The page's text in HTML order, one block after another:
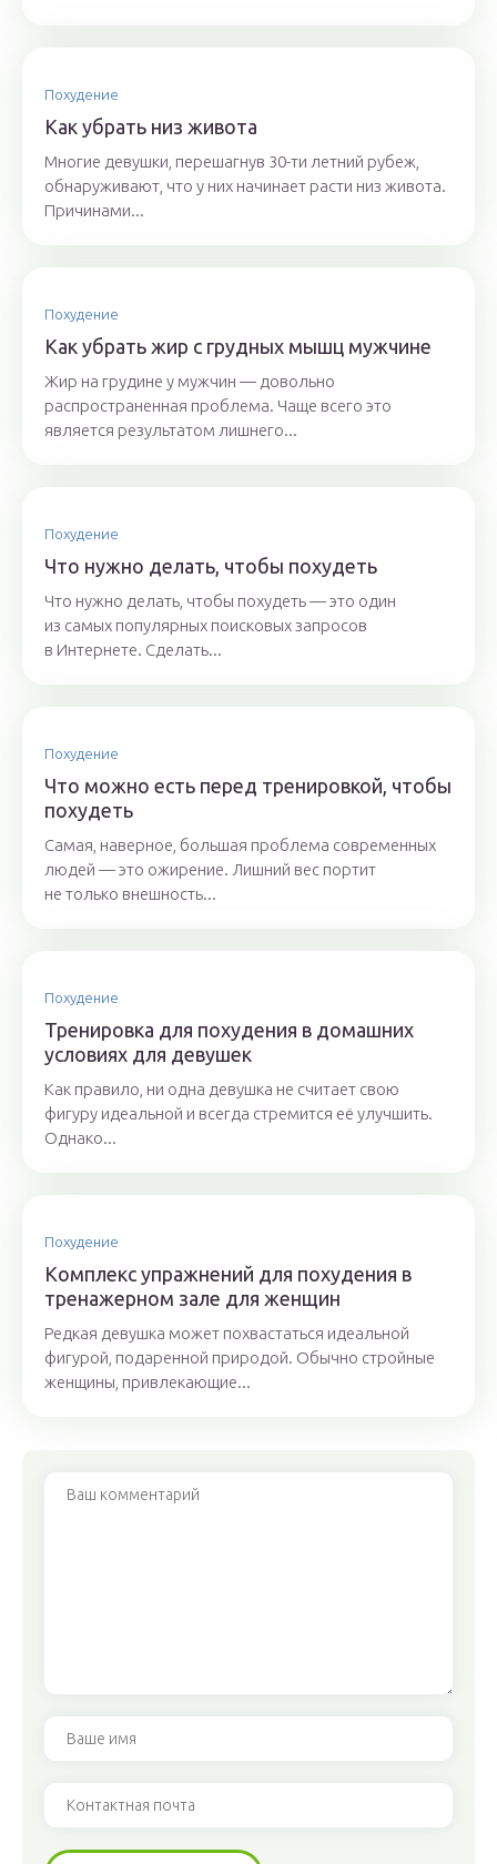
Похудение
Как убрать низ живота
Многие девушки, перешагнув 30-ти летний рубеж,
обнаруживают, что у них начинает расти низ живота.
Причинами...
Похудение
Как убрать жир с грудных мышц мужчине
Жир на грудине у мужчин — довольно
распространенная проблема. Чаще всего это
является результатом лишнего...
Похудение
Что нужно делать, чтобы похудеть
Что нужно делать, чтобы похудеть — это один
из самых популярных поисковых запросов
в Интернете. Сделать...
Похудение
Что можно есть перед тренировкой, чтобы
похудеть
Самая, наверное, большая проблема современных
людей — это ожирение. Лишний вес портит
не только внешность...
Похудение
Тренировка для похудения в домашних
условиях для девушек
Как правило, ни одна девушка не считает свою
фигуру идеальной и всегда стремится её улучшить.
Однако...
Похудение
Комплекс упражнений для похудения в
тренажерном зале для женщин
Редкая девушка может похвастаться идеальной
фигурой, подаренной природой. Обычно стройные
женщины, привлекающие...